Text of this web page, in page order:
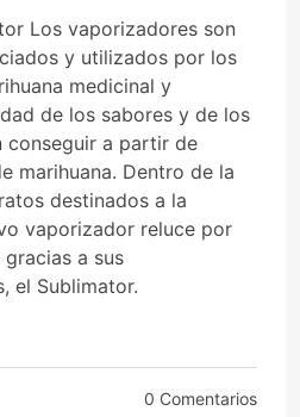
Los vaporizadores son
y utilizados por los
medicinal y
de los sabores y de los
conseguir a partir de
marihuana. Dentro de la
destinados a la
vaporizador reluce por
a sus
el Sublimator.
0 Comentarios